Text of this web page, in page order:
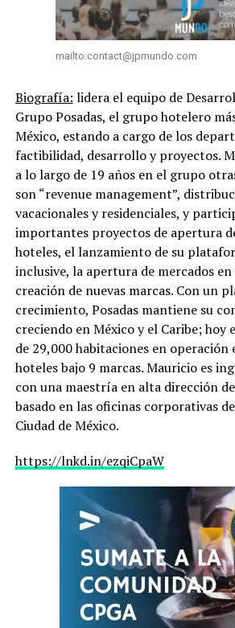
mailto:contact@jpmundo.com
Biografía: lidera el equipo de
Grupo Posadas, el grupo hotelero
México, estando a cargo de los
factibilidad, desarrollo y proyectos.
a lo largo de 19 años en el grupo
son “revenue management”,
vacacionales y residenciales, y
importantes proyectos de apertura
hoteles, el lanzamiento de su
inclusive, la apertura de mercados en
creación de nuevas marcas. Con un
crecimiento, Posadas mantiene su
creciendo en México y el Caribe; hoy
de 29,000 habitaciones en operación
hoteles bajo 9 marcas. Mauricio es
con una maestría en alta dirección
basado en las oficinas corporativas
Ciudad de México.
https://lnkd.in/ezqiCpaW